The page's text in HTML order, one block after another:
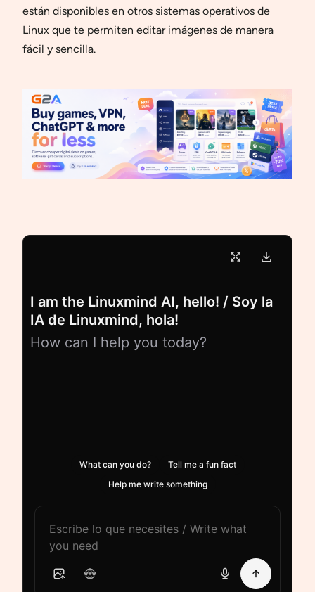
están disponibles en otros sistemas operativos de
Linux que te permiten editar imágenes de manera
fácil y sencilla.
I am the Linuxmind AI, hello! / Soy la
IA de Linuxmind, hola!
How can I help you today?
What can you do?
Tell me a fun fact
Help me write something